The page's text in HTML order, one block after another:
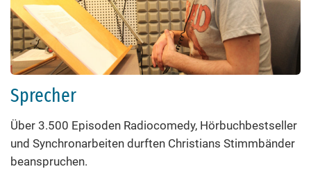
Sprecher
Über 3.500 Episoden Radiocomedy, Hörbuchbestseller
und Synchronarbeiten durften Christians Stimmbänder
beanspruchen.